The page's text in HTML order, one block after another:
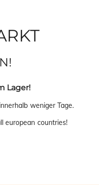
Lager!
weniger Tage.
european countries!